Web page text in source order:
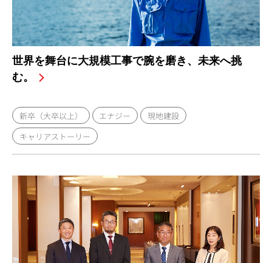
世界を舞台に大規模工事で腕を磨き、未来へ挑
む。
新卒（大卒以上） エナジー
現地建設
キャリアストーリー